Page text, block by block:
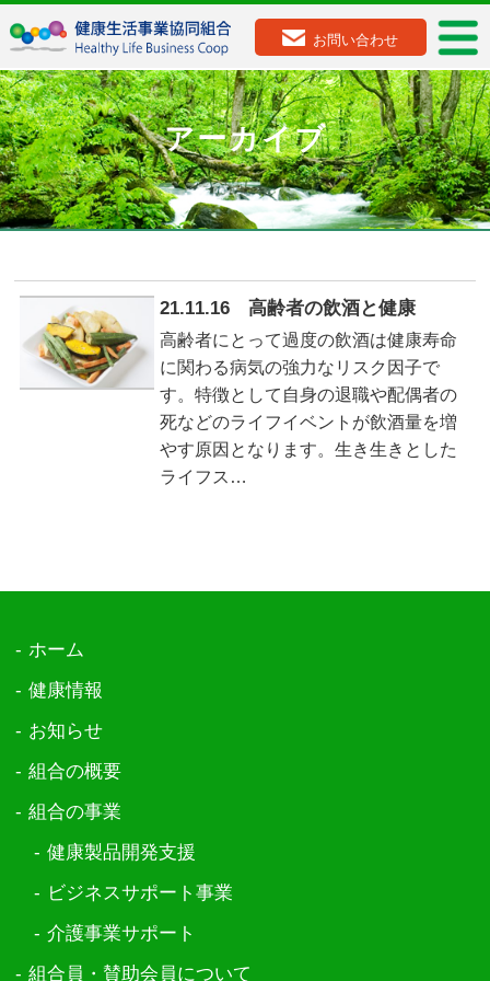
お問い合わせ
アーカイブ
21.11.16 高齢者の飲酒と健康
高齢者にとって過度の飲酒は健康寿命
に関わる病気の強力なリスク因子で
す。特徴として自身の退職や配偶者の
死などのライフイベントが飲酒量を増
やす原因となります。生き生きとした
ライフス…
ホーム
健康情報
お知らせ
組合の概要
組合の事業
健康製品開発支援
ビジネスサポート事業
介護事業サポート
組合員・賛助会員について